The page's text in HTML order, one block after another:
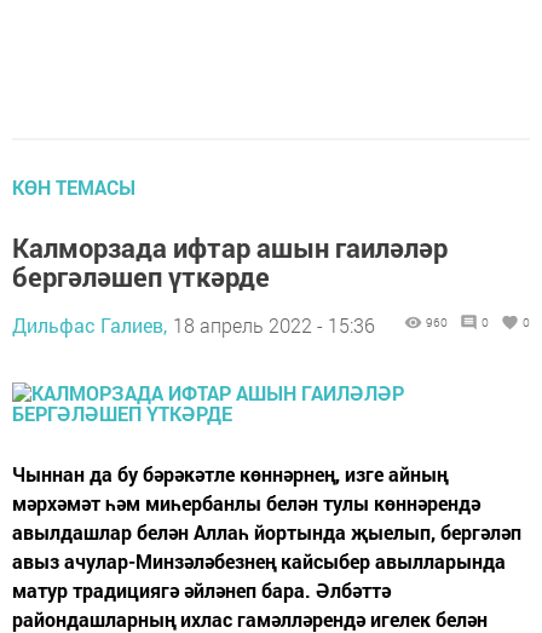
КӨН ТЕМАСЫ
Калморзада ифтар ашын гаиләләр
бергәләшеп үткәрде
Дильфас Галиев, 18 апрель 2022 - 15:36 960 0 0
Чыннан да бу бәрәкәтле көннәрнең, изге айның
мәрхәмәт һәм миһербанлы белән тулы көннәрендә
авылдашлар белән Аллаһ йортында җыелып, бергәләп
авыз ачулар-Минзәләбезнең кайсыбер авылларында
матур традициягә әйләнеп бара. Әлбәттә
райондашларның ихлас гамәлләрендә игелек белән